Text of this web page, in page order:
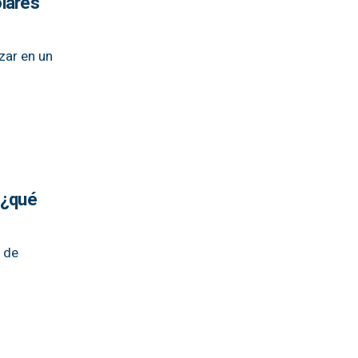
en un